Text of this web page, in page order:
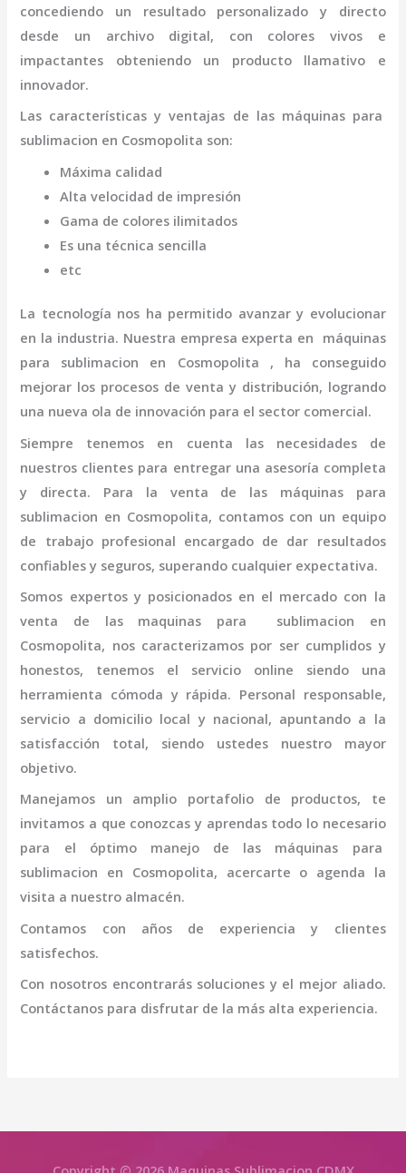
concediendo un resultado personalizado y directo
desde un archivo digital, con colores vivos e
impactantes obteniendo un producto llamativo e
innovador.
Las características y ventajas de las máquinas para
sublimacion en Cosmopolita son:
Máxima calidad
Alta velocidad de impresión
Gama de colores ilimitados
Es una técnica sencilla
etc
La tecnología nos ha permitido avanzar y evolucionar
en la industria. Nuestra empresa experta en máquinas
para sublimacion en Cosmopolita , ha conseguido
mejorar los procesos de venta y distribución, logrando
una nueva ola de innovación para el sector comercial.
Siempre tenemos en cuenta las necesidades de
nuestros clientes para entregar una asesoría completa
y directa. Para la venta de las máquinas para
sublimacion en Cosmopolita, contamos con un equipo
de trabajo profesional encargado de dar resultados
confiables y seguros, superando cualquier expectativa.
Somos expertos y posicionados en el mercado con la
venta de las maquinas para sublimacion en
Cosmopolita, nos caracterizamos por ser cumplidos y
honestos, tenemos el servicio online siendo una
herramienta cómoda y rápida. Personal responsable,
servicio a domicilio local y nacional, apuntando a la
satisfacción total, siendo ustedes nuestro mayor
objetivo.
Manejamos un amplio portafolio de productos, te
invitamos a que conozcas y aprendas todo lo necesario
para el óptimo manejo de las máquinas para
sublimacion en Cosmopolita, acercarte o agenda la
visita a nuestro almacén.
Contamos con años de experiencia y clientes
satisfechos.
Con nosotros encontrarás soluciones y el mejor aliado.
Contáctanos para disfrutar de la más alta experiencia.